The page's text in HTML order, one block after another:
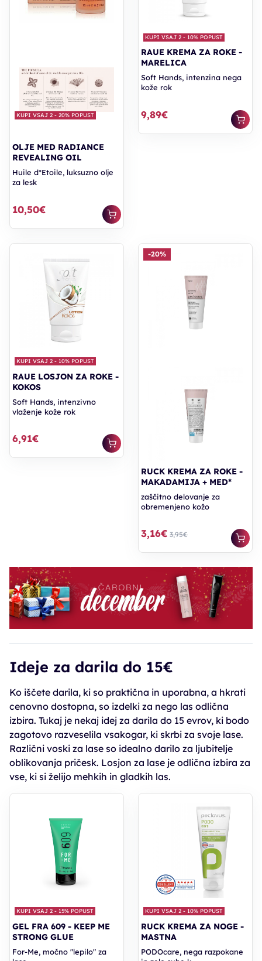
KUPI VSAJ 2 - 20% POPUST
OLJE MED RADIANCE
REVEALING OIL
Huile d*Etoile, luksuzno olje
za lesk
10,50€
KUPI VSAJ 2 - 10% POPUST
RAUE KREMA ZA ROKE -
MARELICA
Soft Hands, intenzina nega
kože rok
9,89€
KUPI VSAJ 2 - 10% POPUST
RAUE LOSJON ZA ROKE -
KOKOS
Soft Hands, intenzivno
vlaženje kože rok
6,91€
-20%
RUCK KREMA ZA ROKE -
MAKADAMIJA + MED*
zaščitno delovanje za
obremenjeno kožo
3,16€ 3,95€
Ideje za darila do 15€
Ko iščete darila, ki so praktična in uporabna, a hkrati
cenovno dostopna, so izdelki za nego las odlična
izbira. Tukaj je nekaj idej za darila do 15 evrov, ki bodo
zagotovo razveselila vsakogar, ki skrbi za svoje lase.
Različni voski za lase so idealno darilo za ljubitelje
oblikovanja pričesk. Losjon za lase je odlična izbira za
vse, ki si želijo mehkih in gladkih las.
KUPI VSAJ 2 - 15% POPUST
GEL FRA 609 - KEEP ME
STRONG GLUE
For-Me, močno "lepilo" za
KUPI VSAJ 2 - 10% POPUST
RUCK KREMA ZA NOGE -
MASTNA
PODOcare, nega razpokane